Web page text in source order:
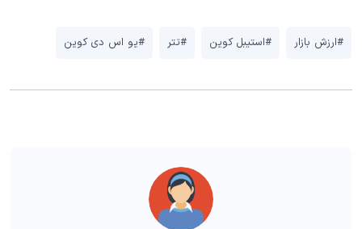
#ارزش بازار #استیبل کوین #تتر #یو اس دی کوین